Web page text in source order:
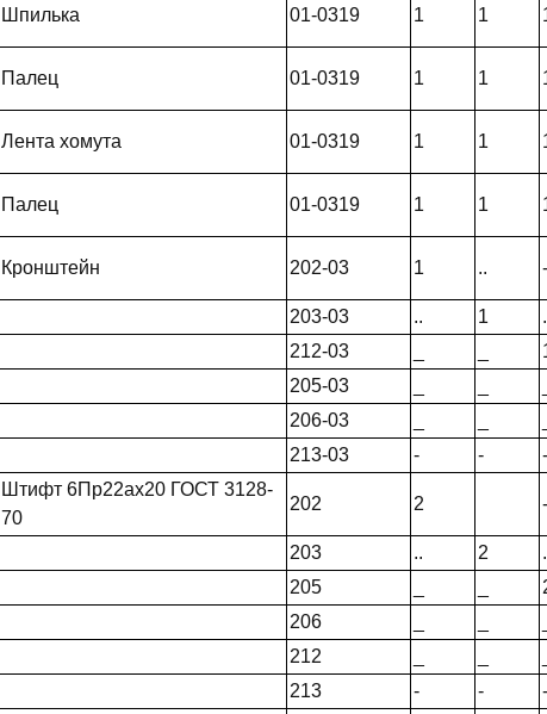
Шпилька 01-0319 1 1
Палец 01-0319 1 1
Лента хомута 01-0319 1 1
Палец 01-0319 1 1
Кронштейн 202-03 1 .. -
203-03 .. 1
212-03
205-03
206-03
213-03
- - -
Штифт 6Пр22ах20 ГОСТ 3128-
70
202 2 -
203 .. 2
205
206
212
213
- - -